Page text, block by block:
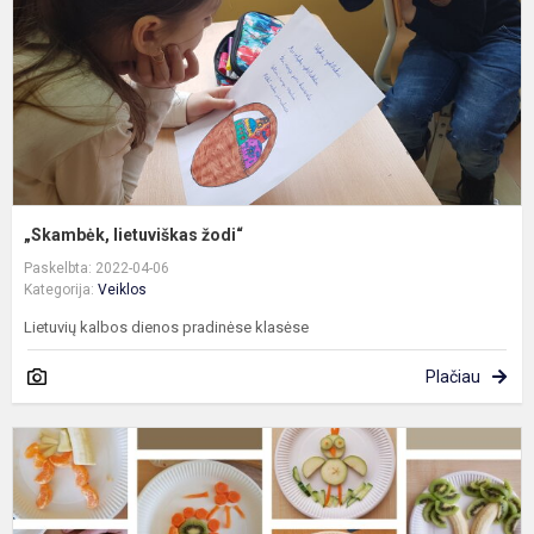
„Skambėk, lietuviškas žodi“
Paskelbta: 2022-04-06
Kategorija: Veiklos
Lietuvių kalbos dienos pradinėse klasėse
Plačiau